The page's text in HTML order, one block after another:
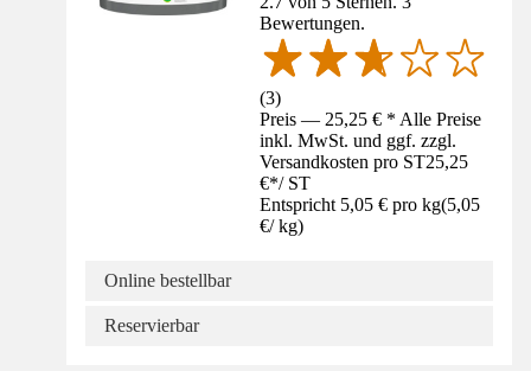
Bewertungen.
(3)
Preis — 25,25 € * Alle Preise
inkl. MwSt. und ggf. zzgl.
Versandkosten pro ST25,25
€*/ ST
Entspricht 5,05 € pro kg(5,05
€/ kg)
Online bestellbar
Reservierbar